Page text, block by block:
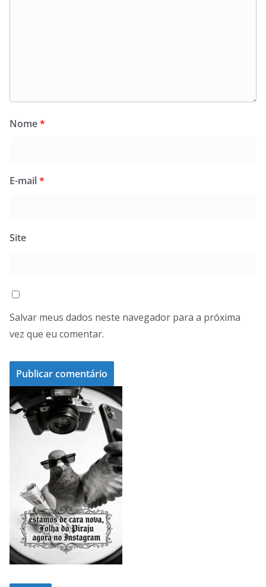
Nome*
E-mail*
Site
Salvar meus dados neste navegador para a próxima
vez que eu comentar.